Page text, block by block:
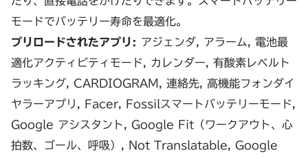
モードでバッテリー寿命を最適化。
プリロードされたアプリ: アジェンダ, アラーム, 電池最
適化アクティビティモード, カレンダー, 有酸素レベルト
ラッキング, CARDIOGRAM, 連絡先, 高機能フォンダイ
ヤラーアプリ, Facer, Fossilスマートバッテリーモード,
Google アシスタント, Google Fit（ワークアウト、心
拍数、ゴール、呼吸）, Not Translatable, Google